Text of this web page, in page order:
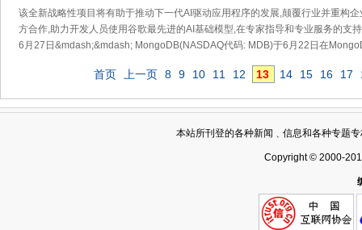
该全新战略性项目将有助于推动下一代AI驱动应用程序的发展,颠覆行业并重构
方合作,助力开发人员使用谷歌最先进的AI基础模型,在专家指导和专业服务的支
6月27日&mdash;&mdash; MongoDB(NASDAQ代码: MDB)于6月22日在
首页 上一页 8 9 10 11 12 13 14 15 16 17
本站所刊登的各种新闻﹑信息和各种专题
Copyright © 2000-